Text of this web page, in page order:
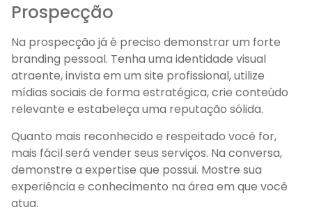
Prospecção
Na prospecção já é preciso demonstrar um forte
branding pessoal. Tenha uma identidade visual
atraente, invista em um site profissional, utilize
mídias sociais de forma estratégica, crie conteúdo
relevante e estabeleça uma reputação sólida.
Quanto mais reconhecido e respeitado você for,
mais fácil será vender seus serviços. Na conversa,
demonstre a expertise que possui. Mostre sua
experiência e conhecimento na área em que você
atua.